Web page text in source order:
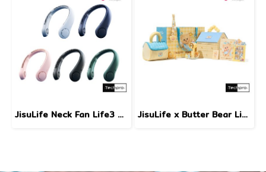
JisuLife Neck Fan Life3 พัดลมคล้องคอแบบไร้ใบพัดความจุแบตเตอรี่ 4000mAh JisuLife x Butter Bear Limited Gift Box พัดลมพกพาคอลเลคชั่นพิเศษที่มาพร้อมคาแร็คเตอร์หมีเนยสุดน่ารัก